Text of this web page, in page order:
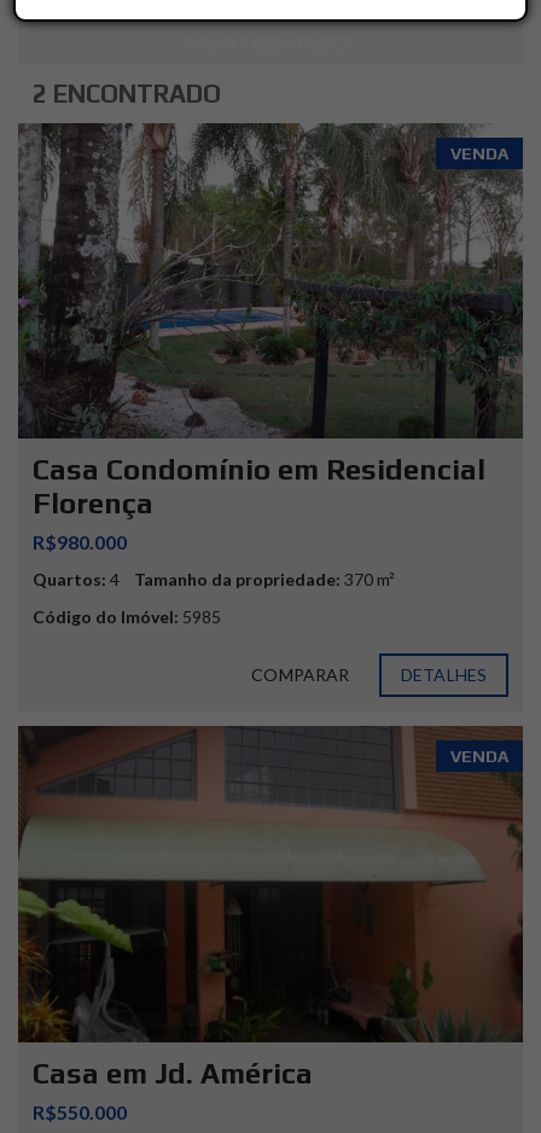
2 ENCONTRADO
VENDA
Casa Condomínio em Residencial
Florença
R$980.000
Quartos: 4 Tamanho da propriedade: 370 m²
Código do Imóvel: 5985
COMPARAR DETALHES
VENDA
Casa em Jd. América
R$550.000